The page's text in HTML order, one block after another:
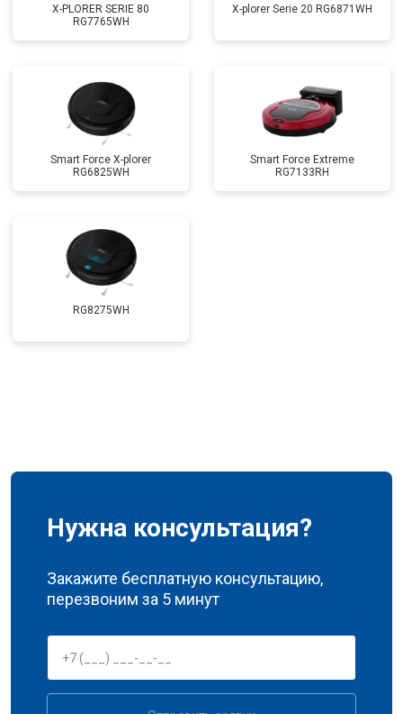
X-PLORER SERIE 80
RG7765WH
X-plorer Serie 20 RG6871WH
Smart Force X-plorer
RG6825WH
Smart Force Extreme
RG7133RH
RG8275WH
Нужна консультация?
Закажите бесплатную консультацию,
перезвоним за 5 минут